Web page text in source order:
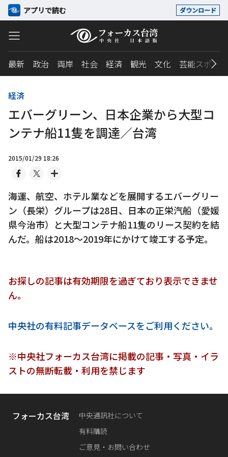
アプリで読む ダウンロード
最新 政治 両岸 社会 経済 観光 文化 芸能スポーツ
経済
エバーグリーン、日本企業から大型コ
ンテナ船11隻を調達／台湾
2015/01/29 18:26
海運、航空、ホテル業などを展開するエバーグリー
ン（長栄）グループは28日、日本の正栄汽船（愛媛
県今治市）と大型コンテナ船11隻のリース契約を結
んだ。船は2018～2019年にかけて竣工する予定。
お探しの記事は有効期限を過ぎており表示できませ
ん。
中央社の有料記事データベースをご利用ください。
※中央社フォーカス台湾に掲載の記事・写真・イラ
ストの無断転載・利用を禁じます
フォーカス台湾
中央通訊社について
有料購読
ご意見・お問い合わせ